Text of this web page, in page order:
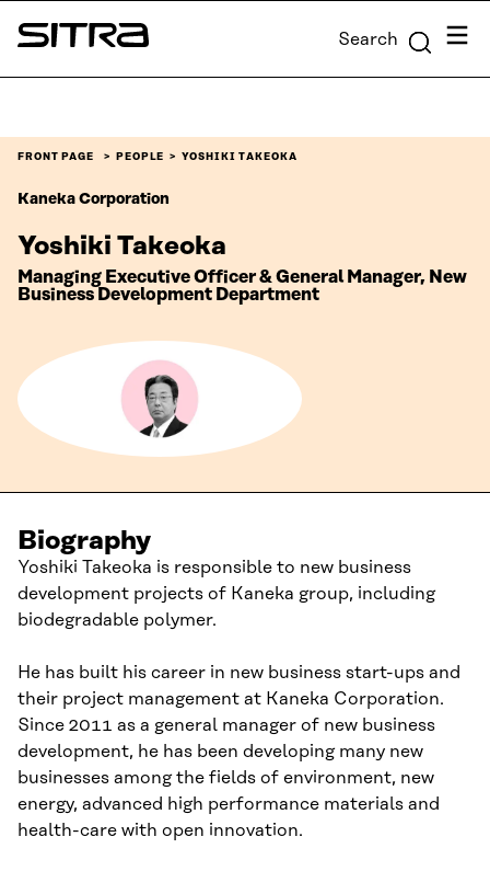
Skip to
content
Sitra Search Menu
FRONT PAGE PEOPLE YOSHIKI TAKEOKA
Kaneka Corporation
Yoshiki Takeoka
Managing Executive Officer & General Manager, New
Business Development Department
Biography
Yoshiki Takeoka is responsible to new business
development projects of Kaneka group, including
biodegradable polymer.
He has built his career in new business start-ups and
their project management at Kaneka Corporation.
Since 2011 as a general manager of new business
development, he has been developing many new
businesses among the fields of environment, new
energy, advanced high performance materials and
health-care with open innovation.